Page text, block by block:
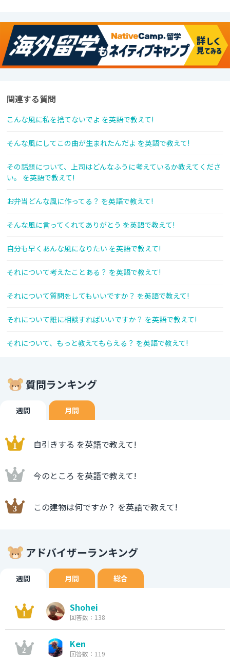
関連する質問
こんな風に私を捨てないでよ を英語で教えて!
そんな風にしてこの曲が生まれたんだよ を英語で教えて!
その話題について、上司はどんなふうに考えているか教えてくださ
い。 を英語で教えて!
お弁当どんな風に作ってる？ を英語で教えて!
そんな風に言ってくれてありがとう を英語で教えて!
自分も早くあんな風になりたい を英語で教えて!
それについて考えたことある？ を英語で教えて!
それについて質問をしてもいいですか？ を英語で教えて!
それについて誰に相談すればいいですか？ を英語で教えて!
それについて、もっと教えてもらえる？ を英語で教えて!
質問ランキング
週間 月間
自引きする を英語で教えて!
今のところ を英語で教えて!
この建物は何ですか？ を英語で教えて!
アドバイザーランキング
週間 月間 総合
Shohei
回答数：138
Ken
回答数：119